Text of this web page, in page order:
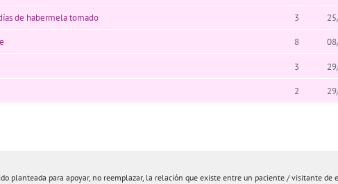
de habermela tomado 3
8
3
2
planteada para apoyar, no reemplazar, la relación que existe entre un paciente / visitante de